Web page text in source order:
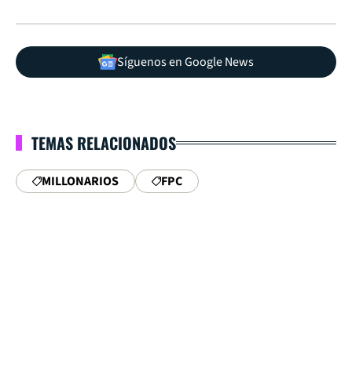
Síguenos en Google News
TEMAS RELACIONADOS
MILLONARIOS FPC